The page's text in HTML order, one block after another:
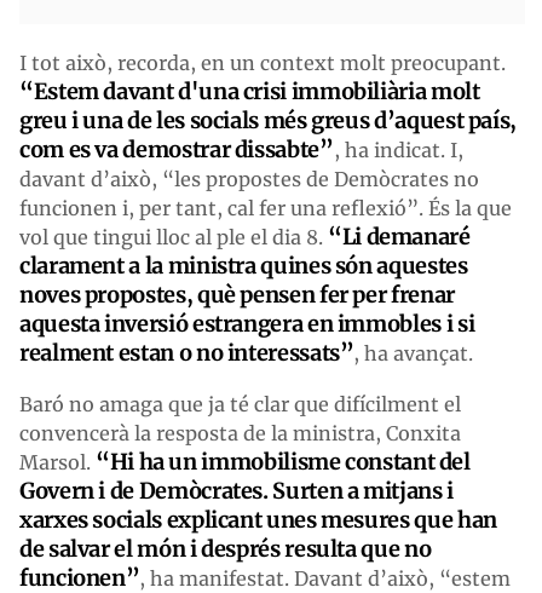
I tot això, recorda, en un context molt preocupant.
“Estem davant d'una crisi immobiliària molt
greui una de les socials més greus d’aquest país,
com es va demostrar dissabte”, ha indicat. I,
davant d’això, “les propostes de Demòcrates no
funcionen i, per tant, cal fer una reflexió”. És la que
vol que tingui lloc al ple el dia 8. “Lidemanaré
clarament a la ministra quines són aquestes
noves propostes, què pensen fer per frenar
aquesta inversió estrangeraen immobles i si
realment estan o no interessats”, ha avançat.
Baró no amaga que ja té clar que difícilment el
convencerà la resposta de la ministra, Conxita
Marsol. “Hi ha unimmobilisme constant del
Govern ide Demòcrates.Surten a mitjans i
xarxes socials explicant unes mesures que han
de salvarel món i després resulta que no
funcionen”, ha manifestat. Davant d’això, “estem